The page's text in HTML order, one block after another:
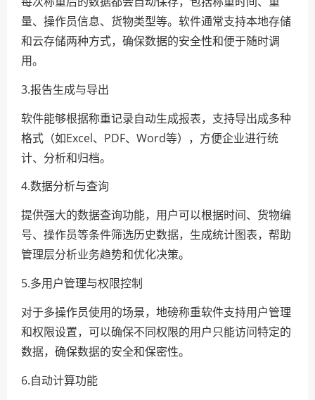
量、操作员信息、货物类型等。软件通常支持本地存储
和云存储两种方式，确保数据的安全性和便于随时调
用。
3.报告生成与导出
软件能够根据称重记录自动生成报表，支持导出成多种
格式（如Excel、PDF、Word等），方便企业进行统
计、分析和归档。
4.数据分析与查询
提供强大的数据查询功能，用户可以根据时间、货物编
号、操作员等条件筛选历史数据，生成统计图表，帮助
管理层分析业务趋势和优化决策。
5.多用户管理与权限控制
对于多操作员使用的场景，地磅称重软件支持用户管理
和权限设置，可以确保不同权限的用户只能访问特定的
数据，确保数据的安全和保密性。
6.自动计算功能